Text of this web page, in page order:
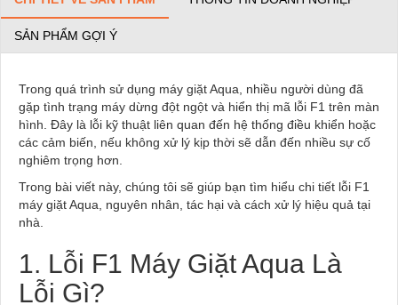
SẢN PHẨM GỢI Ý
Trong quá trình sử dụng máy giặt Aqua, nhiều người dùng đã
gặp tình trạng máy dừng đột ngột và hiển thị mã lỗi F1 trên màn
hình. Đây là lỗi kỹ thuật liên quan đến hệ thống điều khiển hoặc
các cảm biến, nếu không xử lý kịp thời sẽ dẫn đến nhiều sự cố
nghiêm trọng hơn.
Trong bài viết này, chúng tôi sẽ giúp bạn tìm hiểu chi tiết lỗi F1
máy giặt Aqua, nguyên nhân, tác hại và cách xử lý hiệu quả tại
nhà.
1. Lỗi F1 Máy Giặt Aqua Là
Lỗi Gì?